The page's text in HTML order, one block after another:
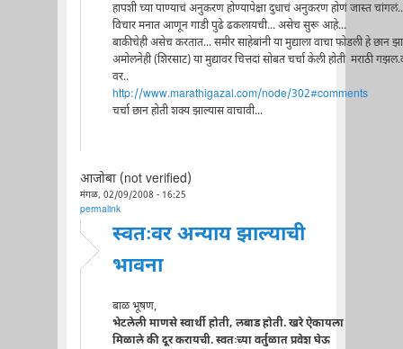
हापशी च्या पाण्याचं अनुकरण होण्यापेक्षा दुधाचं अनुकरण होणं जास्त
विचार मनात आणून गाडी पुढे ढकलायची... असेच सुरू आहे...
बाकीचेही असेच करतात... समीर साहेबांनी या मुद्याला वाचा फोडली हे छान
अमोलनेही (शिरसाट) या मुद्यावर चित्तदां सोबत चर्चा केली होती मराठी
वर..
http://www.marathigazal.com/node/302#comments
चर्चा छान होती शक्य झाल्यास वाचावी...
आजोबा (not verified)
मंगळ, 02/09/2008 - 16:25
permalink
स्वतःवर अन्याय झाल्याची
भावना
बाळ भूषण,
भेटलेली माणसे स्वार्थी होती, लबाड होती. खरे ऐकायला
मिळाले की दूर करायची. स्वतःच्या वर्तुळात प्रवेश घेऊ